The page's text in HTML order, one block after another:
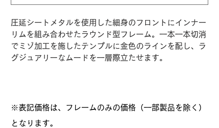
圧延シートメタルを使用した細身のフロントにインナー
リムを組み合わせたラウンド型フレーム。一本一本切消
でミゾ加工を施したテンプルに金色のラインを配し、ラ
グジュアリーなムードを一層際立たせます。
※表記価格は、フレームのみの価格（一部製品を除く）
となります。